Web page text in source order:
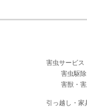
害虫サービス
害虫駆除
害獣・
引っ越し・家